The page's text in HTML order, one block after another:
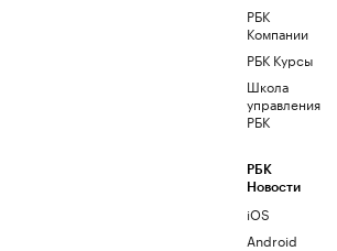
РБК
Компании
РБК Курсы
Школа
управления
РБК
РБК
Новости
iOS
Android